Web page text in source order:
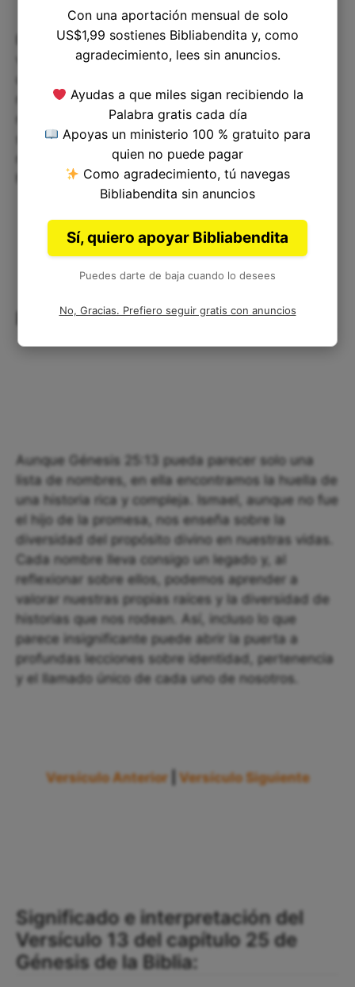
En última instancia, Génesis 25:13 no es un
versículo muy emocionante ni inspirador, pero es
nos recuerda la importancia de recordar nuestras
raíces. La próxima vez que leas la Biblia, no te
saltes las genealogías. Tómate un momento para
reflexionar sobre su significado y su lugar en la
historia de la redención.
Raíces y Legados: Reflexión Corta
Aunque Génesis 25:13 pueda parecer solo una
lista de nombres, en ella encontramos la huella de
una historia rica y compleja. Ismael, aunque no fue
el hijo de la promesa, nos enseña sobre la
diversidad del propósito divino en nuestras vidas.
Cada nombre lleva consigo un legado y, al
reflexionar sobre ellos, podemos aprender a
valorar nuestras propias raíces y la diversidad de
historias que nos rodean. Así, incluso lo que
parece insignificante puede abrir la puerta a
profundas lecciones sobre identidad, pertenencia
y el llamado único de cada uno de nosotros.
Versículo Anterior Versículo Siguiente
Significado e interpretación del
Versículo 13 del capítulo 25 de
Génesis de la Biblia:
Con una aportación mensual de solo
US$1,99 sostienes Bibliabendita y, como
agradecimiento, lees sin anuncios.
Ayudas a que miles sigan recibiendo la
Palabra gratis cada día
Apoyas un ministerio 100 % gratuito para
quien no puede pagar
Como agradecimiento, tú navegas
Bibliabendita sin anuncios
Sí, quiero apoyar Bibliabendita
Puedes darte de baja cuando lo desees
No, Gracias. Prefiero seguir gratis con anuncios